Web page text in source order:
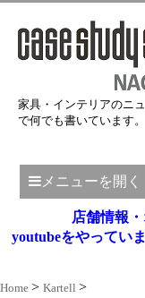
家具・インテリアのニ
で何でも書いています。
メニューを開く
店舗情報
youtubeをやってい
Home Kartell